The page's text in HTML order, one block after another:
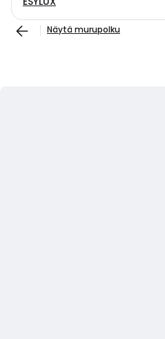
Näytä murupolku